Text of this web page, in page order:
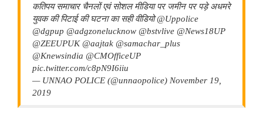
कतिपय समाचार चैनलों एवं सोशल मीडिया पर जमीन पर पड़े अधमरे
युवक की पिटाई की घटना का सही वीडियो @Uppolice
@dgpup @adgzonelucknow @bstvlive @News18UP
@ZEEUPUK @aajtak @samachar_plus
@Knewsindia @CMOfficeUP
pic.twitter.com/c8pN9I6iiu
— UNNAO POLICE (@unnaopolice) November 19,
2019